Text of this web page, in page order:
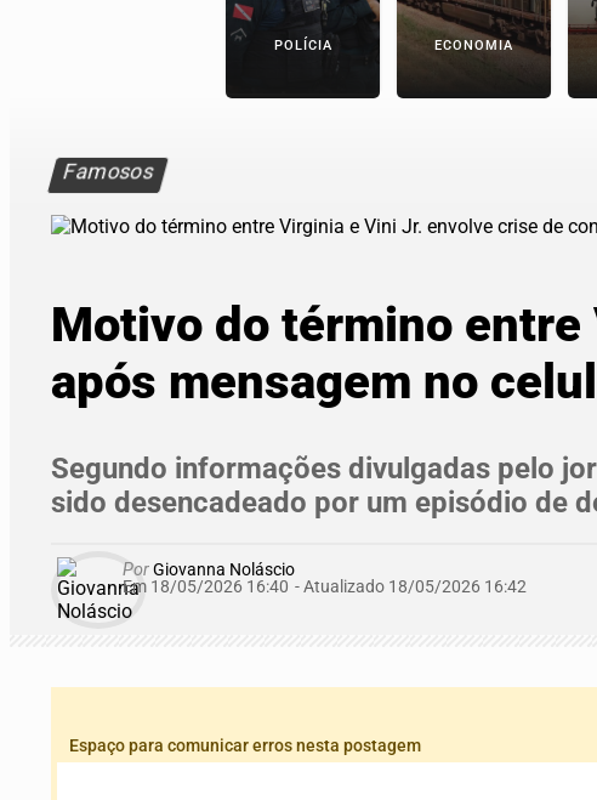
POLÍCIA ECONOMIA
Famosos
Motivo do término
após mensagem no
Segundo informações divulgadas pelo
sido desencadeado por um episódio de
PorGiovanna Noláscio
Em 18/05/2026 16:40 - Atualizado 18/05/2026 16:42
Espaço para comunicar erros nesta postagem